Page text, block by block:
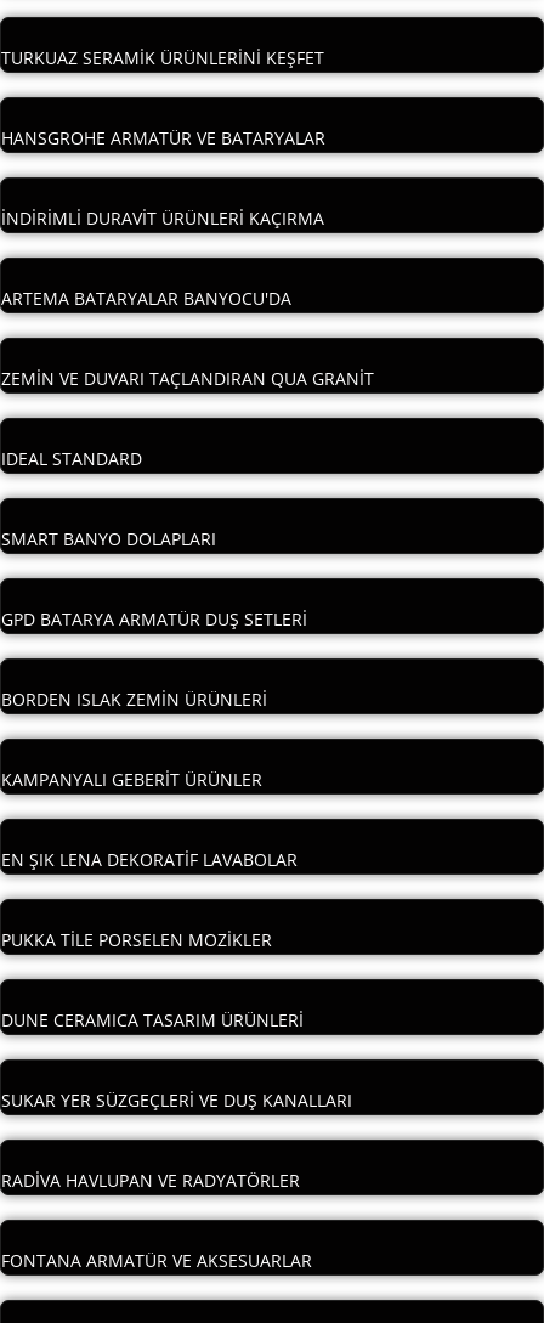
TURKUAZ SERAMİK ÜRÜNLERİNİ KEŞFET
HANSGROHE ARMATÜR VE BATARYALAR
İNDİRİMLİ DURAVİT ÜRÜNLERİ KAÇIRMA
ARTEMA BATARYALAR BANYOCU'DA
ZEMİN VE DUVARI TAÇLANDIRAN QUA GRANİT
IDEAL STANDARD
SMART BANYO DOLAPLARI
GPD BATARYA ARMATÜR DUŞ SETLERİ
BORDEN ISLAK ZEMİN ÜRÜNLERİ
KAMPANYALI GEBERİT ÜRÜNLER
EN ŞIK LENA DEKORATİF LAVABOLAR
PUKKA TİLE PORSELEN MOZİKLER
DUNE CERAMICA TASARIM ÜRÜNLERİ
SUKAR YER SÜZGEÇLERİ VE DUŞ KANALLARI
RADİVA HAVLUPAN VE RADYATÖRLER
FONTANA ARMATÜR VE AKSESUARLAR